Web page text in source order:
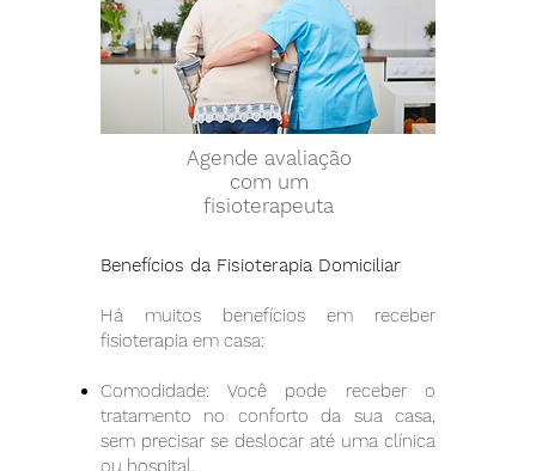
Agende avaliação
com um
fisioterapeuta
Benefícios da Fisioterapia Domiciliar
Há muitos benefícios em receber
fisioterapia em casa:
Comodidade: Você pode receber o
tratamento no conforto da sua casa,
sem precisar se deslocar até uma clínica
ou hospital.